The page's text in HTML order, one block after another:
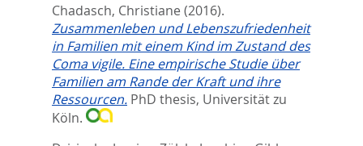
Chadasch, Christiane (2016).
Zusammenleben und Lebenszufriedenheit
in Familien mit einem Kind im Zustand des
Coma vigile. Eine empirische Studie über
Familien am Rande der Kraft und ihre
Ressourcen. PhD thesis, Universität zu
Köln.